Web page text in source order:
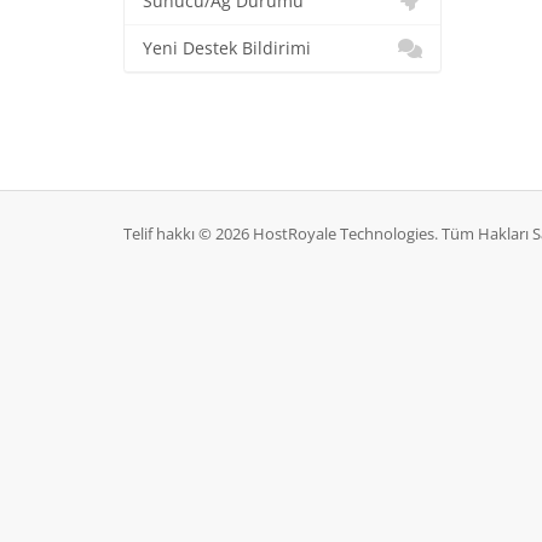
Yeni Destek Bildirimi
Telif hakkı © 2026 HostRoyale Technologies. Tüm Hakları